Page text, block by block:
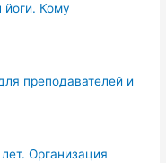
йоги. Кому
преподавателей и
Организация